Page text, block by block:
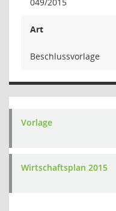
Art
Beschlussvorlage
Vorlage
Wirtschaftsplan 2015